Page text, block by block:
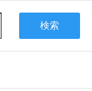
検索